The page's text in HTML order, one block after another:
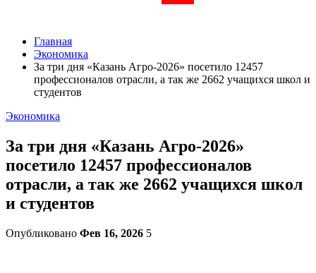
Главная
Экономика
За три дня «Казань Агро-2026» посетило 12457
профессионалов отрасли, а так же 2662 учащихся школ и
студентов
Экономика
За три дня «Казань Агро-2026»
посетило 12457 профессионалов
отрасли, а так же 2662 учащихся школ
и студентов
Опубликовано Фев 16, 2026 5